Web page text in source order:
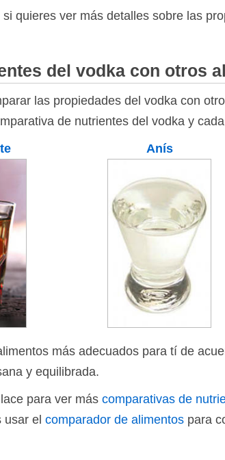
quieres ver más detalles sobre las
del vodka con otros
las propiedades del vodka con
de nutrientes del vodka y
Anís
más adecuados para tí de
y equilibrada.
para ver más comparativas de
el comparador de alimentos para